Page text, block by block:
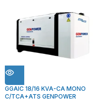
GGAIC 18/16 KVA-CA MONO
C/TCA+ATS GENPOWER